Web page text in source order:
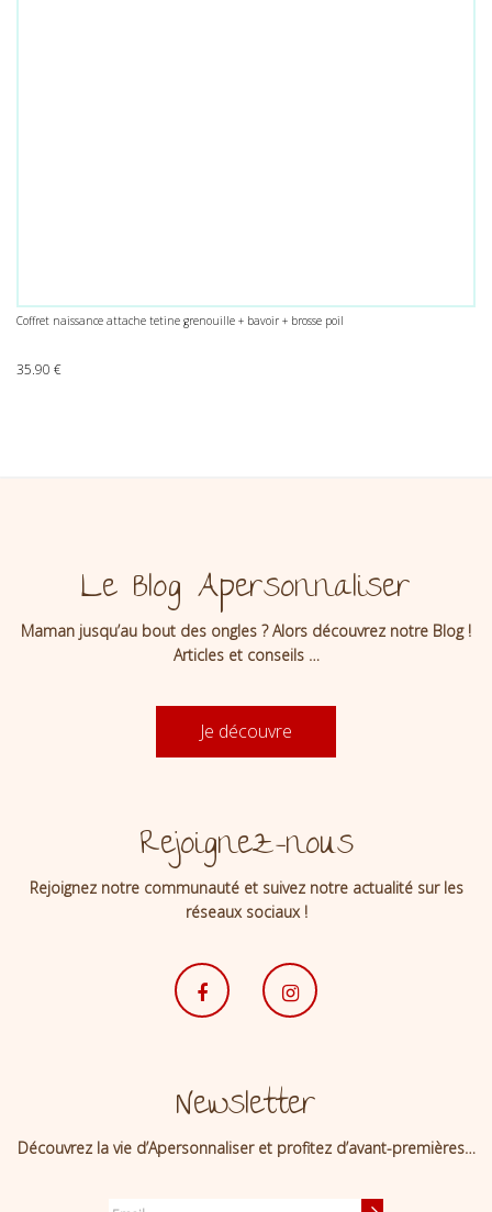
Coffret naissance attache tetine grenouille + bavoir + brosse poil
35.90 €
Le Blog Apersonnaliser
Maman jusqu’au bout des ongles ? Alors découvrez notre Blog !
Articles et conseils …
Je découvre
Rejoignez-nous
Rejoignez notre communauté et suivez notre actualité sur les
réseaux sociaux !
Newsletter
Découvrez la vie d’Apersonnaliser et profitez d’avant-premières…